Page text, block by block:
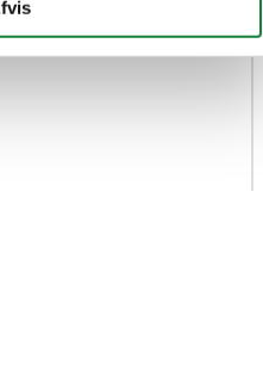
fra din brug af deres